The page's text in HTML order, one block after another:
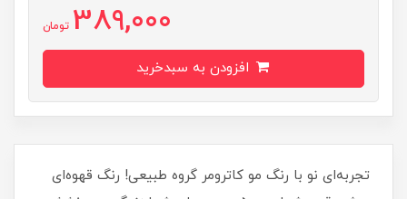
389,000 تومان
تجربه‌ای نو با رنگ مو کاترومر گروه طبیعی! رنگ قهوه‌ای